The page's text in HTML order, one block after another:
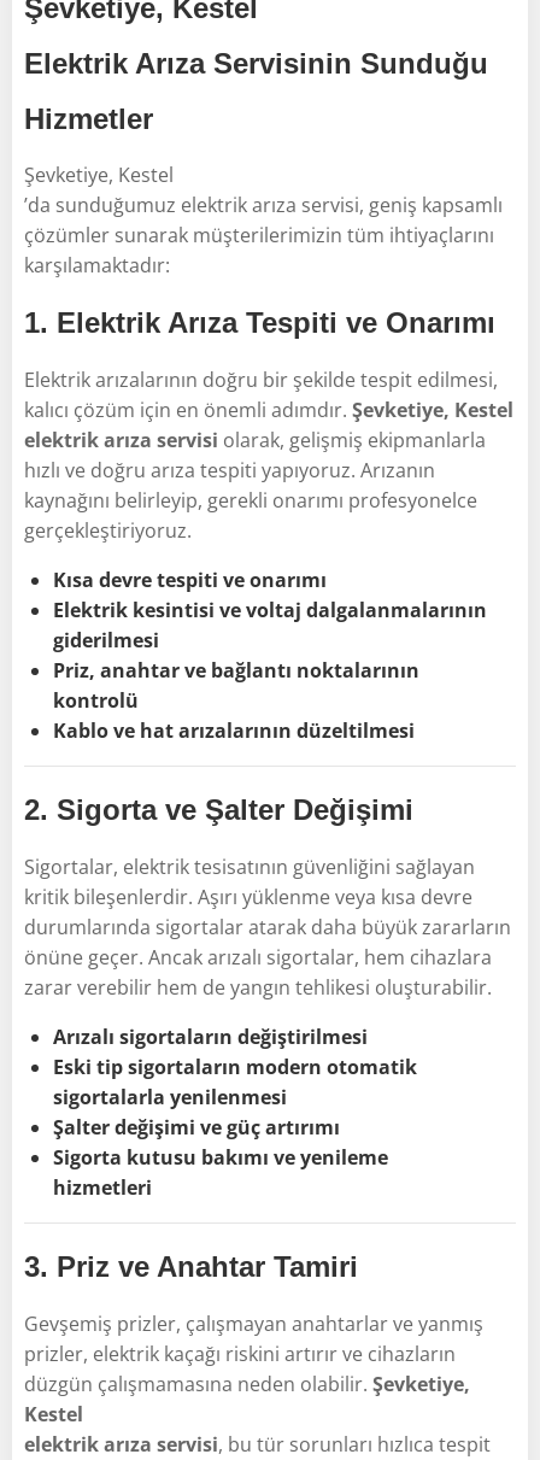
Şevketiye, Kestel
Elektrik Arıza Servisinin Sunduğu
Hizmetler
Şevketiye, Kestel
’da sunduğumuz elektrik arıza servisi, geniş kapsamlı
çözümler sunarak müşterilerimizin tüm ihtiyaçlarını
karşılamaktadır:
1. Elektrik Arıza Tespiti ve Onarımı
Elektrik arızalarının doğru bir şekilde tespit edilmesi,
kalıcı çözüm için en önemli adımdır. Şevketiye, Kestel
elektrik arıza servisi olarak, gelişmiş ekipmanlarla
hızlı ve doğru arıza tespiti yapıyoruz. Arızanın
kaynağını belirleyip, gerekli onarımı profesyonelce
gerçekleştiriyoruz.
Kısa devre tespiti ve onarımı
Elektrik kesintisi ve voltaj dalgalanmalarının
giderilmesi
Priz, anahtar ve bağlantı noktalarının
kontrolü
Kablo ve hat arızalarının düzeltilmesi
2. Sigorta ve Şalter Değişimi
Sigortalar, elektrik tesisatının güvenliğini sağlayan
kritik bileşenlerdir. Aşırı yüklenme veya kısa devre
durumlarında sigortalar atarak daha büyük zararların
önüne geçer. Ancak arızalı sigortalar, hem cihazlara
zarar verebilir hem de yangın tehlikesi oluşturabilir.
Arızalı sigortaların değiştirilmesi
Eski tip sigortaların modern otomatik
sigortalarla yenilenmesi
Şalter değişimi ve güç artırımı
Sigorta kutusu bakımı ve yenileme
hizmetleri
3. Priz ve Anahtar Tamiri
Gevşemiş prizler, çalışmayan anahtarlar ve yanmış
prizler, elektrik kaçağı riskini artırır ve cihazların
düzgün çalışmamasına neden olabilir. Şevketiye,
Kestel
elektrik arıza servisi, bu tür sorunları hızlıca tespit